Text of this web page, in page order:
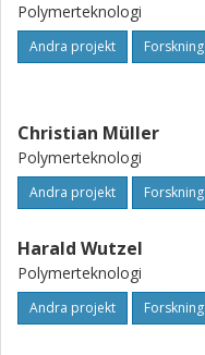
Polymerteknologi
Andra projekt Forskning
Christian Müller
Polymerteknologi
Andra projekt Forskning
Harald Wutzel
Polymerteknologi
Andra projekt Forskning